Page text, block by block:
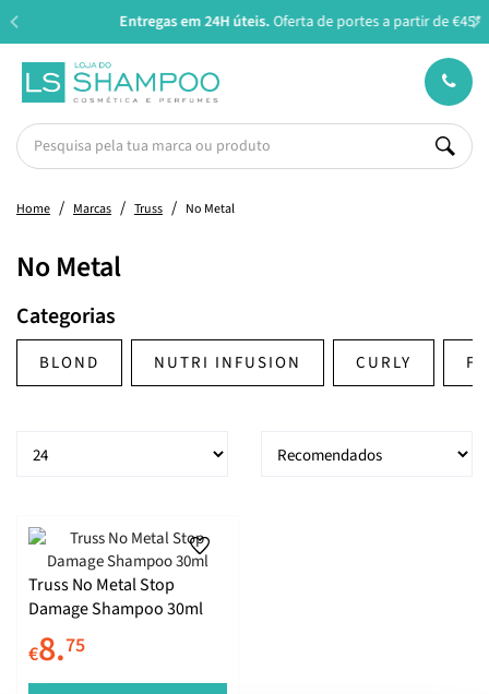
Entregas em 24H úteis.Oferta de portes a partir de €45*
Home Marcas Truss No Metal
No Metal
Categorias
BLOND NUTRI INFUSION CURLY
Truss No Metal Stop
Damage Shampoo 30ml
€8.75